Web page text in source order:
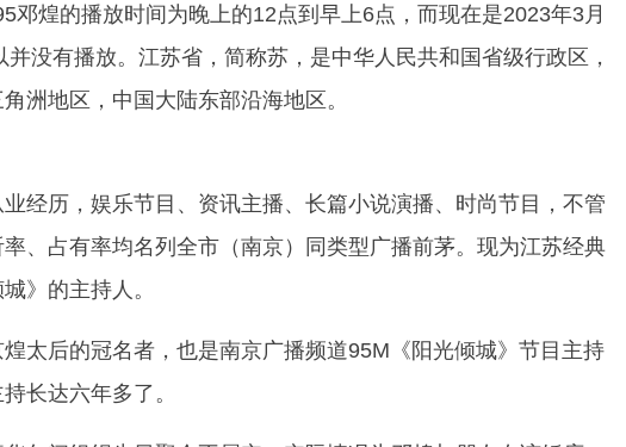
邓煌的播放时间为晚上的12点到早上6点，而现在是2023年3月
没有播放。江苏省，简称苏，是中华人民共和国省级行政区，
洲地区，中国大陆东部沿海地区。
经历，娱乐节目、资讯主播、长篇小说演播、时尚节目，不管
、占有率均名列全市（南京）同类型广播前茅。现为江苏经典
》的主持人。
太后的冠名者，也是南京广播频道95M《阳光倾城》节目主持
长达六年多了。